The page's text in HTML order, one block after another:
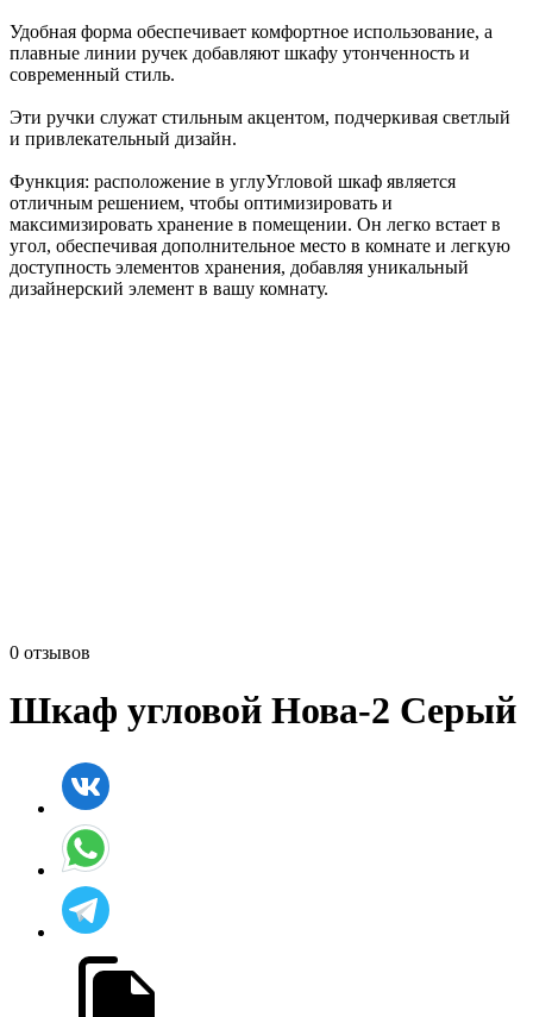
Удобная форма обеспечивает комфортное использование, а
плавные линии ручек добавляют шкафу утонченность и
современный стиль.
Эти ручки служат стильным акцентом, подчеркивая светлый
и привлекательный дизайн.
Функция: расположение в углуУгловой шкаф является
отличным решением, чтобы оптимизировать и
максимизировать хранение в помещении. Он легко встает в
угол, обеспечивая дополнительное место в комнате и легкую
доступность элементов хранения, добавляя уникальный
дизайнерский элемент в вашу комнату.
0 отзывов
Шкаф угловой Нова-2 Серый